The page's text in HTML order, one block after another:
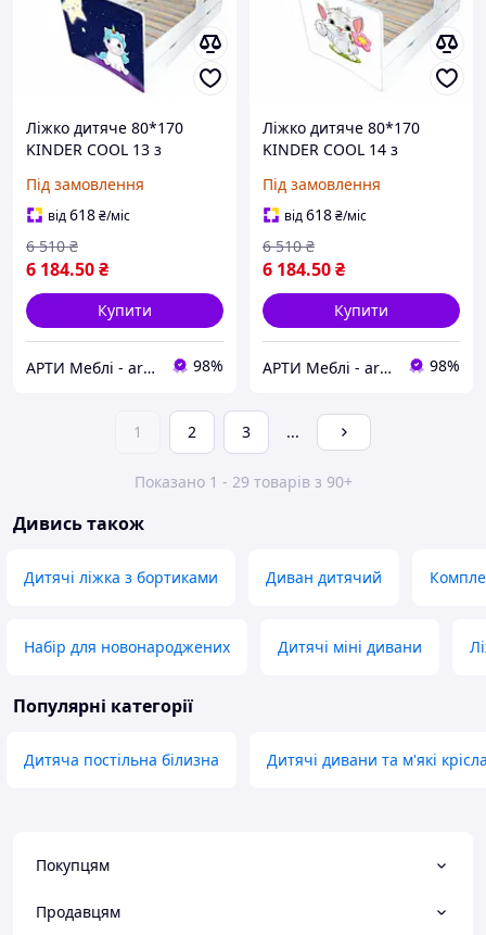
Ліжко дитяче 80*170
KINDER COOL 13 з
Під замовлення
від618₴/міс
6 184.50₴
6 510 ₴
Купити
АРТИ Меблі - artimebel.com.ua 98%
Ліжко дитяче 80*170
KINDER COOL 14 з
Під замовлення
від618₴/міс
6 184.50₴
6 510 ₴
Купити
АРТИ Меблі - artimebel.com.ua 98%
1 2 3 ...
Показано 1 - 29 товарів з 90+
Дивись також
Дитячі ліжка з бортиками Диван дитячий
Набір для новонароджених Дитячі міні дивани
Популярні категорії
Дитяча постільна білизна Дитячі дивани та м'які
Покупцям
Продавцям